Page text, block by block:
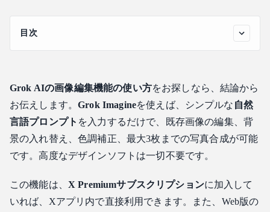
目次
Grok AIの画像編集機能とアカウント要件について
知っておくべき画像編集の制限
ステップ・バイ・ステップ：XおよびWebでのGrok AI画像
編集機能の使い方
ステップ 1: Grokにアクセスし、画像エディターを開く
ステップ 2: 編集モードの起動
ステップ 4: 生成と微調整
Grok AIの画像編集機能の使い方をお探しなら、結論から
お伝えします。Grok Imagineを使えば、シンプルな 自然
言語プロンプト を入力するだけで、既存画像の編集、背
景の入れ替え、色調補正、最大3枚までの写真合成が可能
です。高度なデザインソフトは一切不要です。
この機能は、 X Premiumサブスクリプションに加入して
いれば、Xアプリ内で直接利用できます。また、Web版の